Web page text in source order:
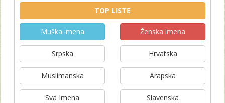
TOP LISTE
Muška imena Ženska imena
Srpska Hrvatska
Muslimanska Arapska
Sva Imena Slavenska